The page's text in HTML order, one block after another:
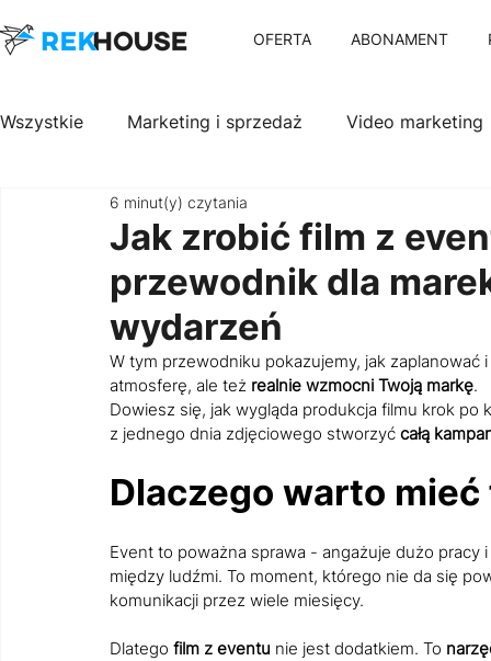
OFERTA ABONAMENT
Wszystkie Marketing i sprzedaż Video marketing
Jak zrobić film z
przewodnik dla
wydarzeń
6 minut(y) czytania
W tym przewodniku pokazujemy, jak zaplanować
atmosferę, ale też realnie wzmocni Twoją markę.
Dowiesz się, jak wygląda produkcja filmu krok po
z jednego dnia zdjęciowego stworzyć całą
Dlaczego warto
Event to poważna sprawa - angażuje dużo pracy
między ludźmi. To moment, którego nie da się
komunikacji przez wiele miesięcy.
Dlatego film z eventu nie jest dodatkiem. To